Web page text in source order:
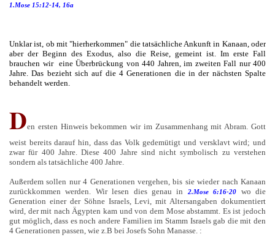
1.Mose 15:12-14, 16a
Unklar ist, ob mit "hierherkommen" die tatsächliche Ankunft in Kanaan, oder
aber der Beginn des Exodus, also die Reise, gemeint ist. Im erste Fall
brauchen wir eine Überbrückung von 440 Jahren, im zweiten Fall nur 400
Jahre. Das bezieht sich auf die 4 Generationen die in der nächsten Spalte
behandelt werden.
Den ersten Hinweis bekommen wir im Zusammenhang mit Abram. Gott
weist bereits darauf hin, dass das Volk gedemütigt und versklavt wird; und
zwar für 400 Jahre. Diese 400 Jahre sind nicht symbolisch zu verstehen
sondern als tatsächliche 400 Jahre.
Außerdem sollen nur 4 Generationen vergehen, bis sie wieder nach Kanaan
zurückkommen werden. Wir lesen dies genau in
2.Mose 6:16-20 wo die
Generation einer der Söhne Israels, Levi, mit Altersangaben dokumentiert
wird, der mit nach Ägypten kam und von dem Mose abstammt. Es ist jedoch
gut möglich, dass es noch andere Familien im Stamm Israels gab die mit den
4 Generationen passen, wie z.B bei Josefs Sohn Manasse. :